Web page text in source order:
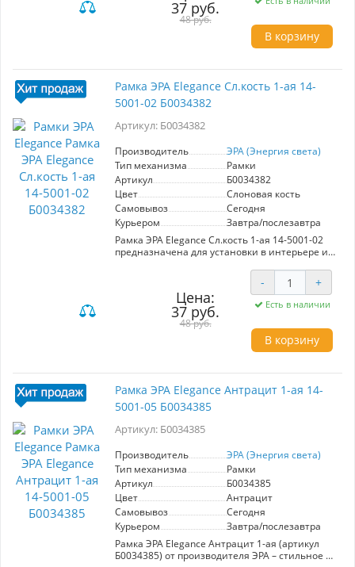
помещении, сочетая в себе простоту и
элегантность. Ключевые характеристики: -
Производитель: ЭРА (Энергия света) - Модель:
Elegance - Цвет: Белый - Количество мест: 1 Эта
материалов, что обеспечивает долговечность
и устойчивость к механическим
повреждениям. Установка не требует
специальных навыков, что позволяет легко
Эстетичный дизайн гармонично вписывается
завершенность. Рамка ЭРА Elegance —
отличный выбор для тех, кто ценит качество и
стиль в деталях.
37 руб.
48 руб.
В корзину
Рамка ЭРА Elegance Сл.кость 1-ая 14-
5001-02 Б0034382
Артикул: Б0034382
Производитель
ЭРА (Энергия света)
Тип механизма
Рамки
Артикул
Б0034382
Цвет
Слоновая кость
Самовывоз
Сегодня
Курьером
Завтра/послезавтра
Рамка ЭРА Elegance Сл.кость 1-ая 14-5001-02
предназначена для установки в интерьере и
функциональность. Изготавливается из
высококачественного пластика, что
гарантирует долговечность и устойчивость к
механическим повреждениям. Цвет слоновой
кости придаёт элегантный вид и легко
вписывается в различные дизайнерские
решения. Ключевые характеристики: -
1-ая рамка - Материал: пластик - Цвет:
слоновая кость Преимущества: - Лёгкость в
установке и обслуживании. - Подходит для
стандартных электрических устройств. -
интерьер. - Высокая устойчивость к
Эта рамка станет идеальным выбором для тех,
кто ценит качество и эстетику в деталях.
Цена:
37 руб.
48 руб.
- +
Есть в наличии
В корзину
Рамка ЭРА Elegance Антрацит 1-ая 14-
5001-05 Б0034385
Артикул: Б0034385
Производитель
ЭРА (Энергия света)
Тип механизма
Рамки
Артикул
Б0034385
Цвет
Антрацит
Самовывоз
Сегодня
Курьером
Завтра/послезавтра
Рамка ЭРА Elegance Антрацит 1-ая (артикул
Б0034385) от производителя ЭРА – стильное и